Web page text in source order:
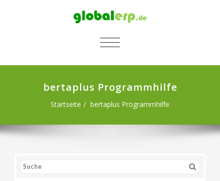
SCHALTE NAVIGATION
bertaplus Programmhilfe
Startseite bertaplus Programmhilfe